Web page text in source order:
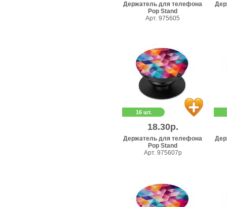
Держатель для телефона
Pop Stand
Арт. 975605
16 шт.
18.30р.
Держатель для телефона
Pop Stand
Арт. 975607p